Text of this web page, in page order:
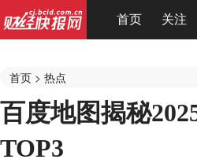
首页 关注
首页 > 热点
百度地图揭秘
TOP3